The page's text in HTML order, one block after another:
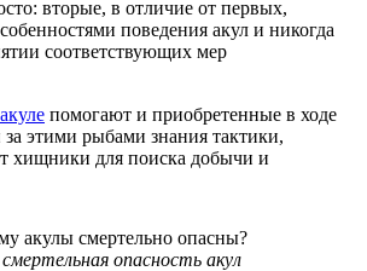
вторые, в отличие от первых,
поведения акул и никогда
соответствующих мер
помогают и приобретенные в ходе
этими рыбами знания тактики,
хищники для поиска добычи и
опасность акул